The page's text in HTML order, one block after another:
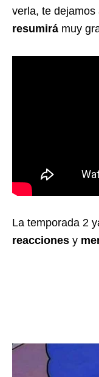
verla, te
resumirá muy
La temporada 2
reacciones y